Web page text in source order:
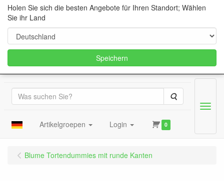
Suche
Artikelgroepen Login 0
Menu
Blume Tortendummies mit runde Kanten
Holen Sie sich die besten Angebote für Ihren Standort; Wählen
Sie ihr Land
Speichern